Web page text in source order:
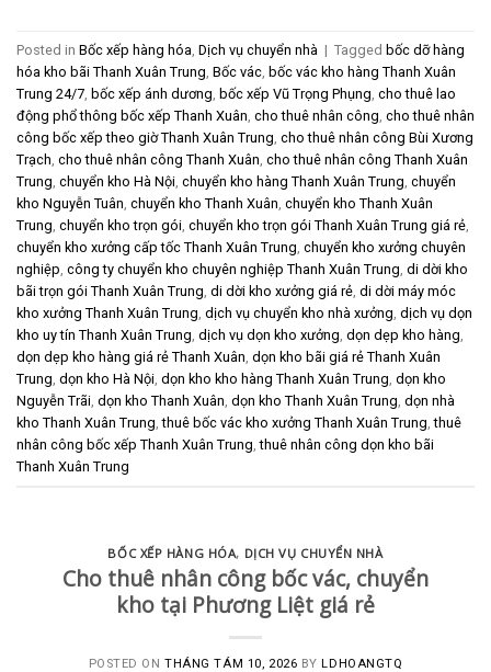
Posted in Bốc xếp hàng hóa Dịch vụ chuyển nhà | Tagged bốc dỡ hàng
hóa kho bãi Thanh Xuân Trung Bốc vác bốc vác kho hàng Thanh Xuân
Trung 24/7 bốc xếp ánh dương bốc xếp Vũ Trọng Phụng cho thuê lao
động phổ thông bốc xếp Thanh Xuân cho thuê nhân công cho thuê nhân
công bốc xếp theo giờ Thanh Xuân Trung cho thuê nhân công Bùi Xương
Trạch cho thuê nhân công Thanh Xuân cho thuê nhân công Thanh Xuân
Trung chuyển kho Hà Nội chuyển kho hàng Thanh Xuân Trung chuyển
kho Nguyễn Tuân chuyển kho Thanh Xuân chuyển kho Thanh Xuân
Trung chuyển kho trọn gói chuyển kho trọn gói Thanh Xuân Trung giá rẻ
chuyển kho xưởng cấp tốc Thanh Xuân Trung chuyển kho xưởng chuyên
nghiệp công ty chuyển kho chuyên nghiệp Thanh Xuân Trung di dời kho
bãi trọn gói Thanh Xuân Trung di dời kho xưởng giá rẻ di dời máy móc
kho xưởng Thanh Xuân Trung dịch vụ chuyển kho nhà xưởng dịch vụ dọn
kho uy tín Thanh Xuân Trung dịch vụ dọn kho xưởng dọn dẹp kho hàng
dọn dẹp kho hàng giá rẻ Thanh Xuân dọn kho bãi giá rẻ Thanh Xuân
Trung dọn kho Hà Nội dọn kho kho hàng Thanh Xuân Trung dọn kho
Nguyễn Trãi dọn kho Thanh Xuân dọn kho Thanh Xuân Trung dọn nhà
kho Thanh Xuân Trung ,thuê bốc vác kho xưởng Thanh Xuân Trung ,thuê
nhân công bốc xếp Thanh Xuân Trung ,thuê nhân công dọn kho bãi
Thanh Xuân Trung
BỐC XẾP HÀNG HÓA, DỊCH VỤ CHUYỂN NHÀ
Cho thuê nhân công bốc vác, chuyển
kho tại Phương Liệt giá rẻ
POSTED ONTHÁNG TÁM 10, 2026 BYLDHOANGTQ